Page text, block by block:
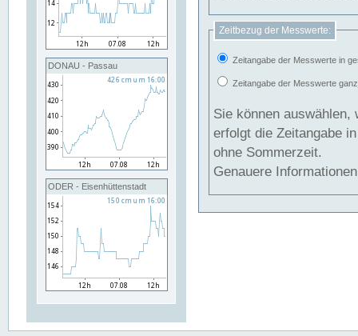
DONAU - Passau
ODER - Eisenhüttenstadt
Zeitbezug der Messwerte:
Zeitangabe der Messwerte in
Zeitangabe der Messwerte
Sie können auswählen,
erfolgt die Zeitangabe
ohne Sommerzeit.
Genauere